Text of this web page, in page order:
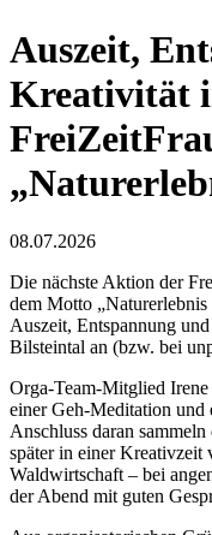
Auszeit,
Kreativität
08.07.2026
Die nächste Aktion der
dem Motto
Auszeit, Entspannung
Bilsteintal an (bzw. bei
Orga-Team-Mitglied
einer Geh-Meditation
Anschluss daran
später in einer Kreativzeit
Waldwirtschaft – bei
der Abend mit guten